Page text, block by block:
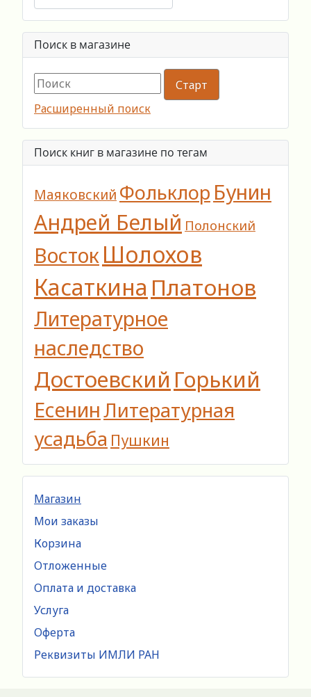
Поиск в магазине
Расширенный поиск
Поиск книг в магазине по тегам
Маяковский Фольклор Бунин
Андрей Белый Полонский
ВостокШолохов
Касаткина Платонов
Литературное
наследство
Достоевский Горький
ЕсенинЛитературная
усадьба Пушкин
Магазин
Мои заказы
Корзина
Отложенные
Оплата и доставка
Услуга
Оферта
Реквизиты ИМЛИ РАН